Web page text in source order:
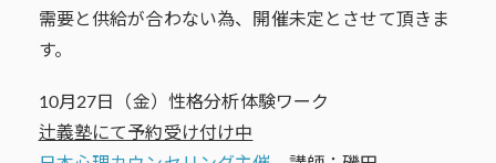
需要と供給が合わない為、開催未定とさせて頂きま
す。
10月27日（金）性格分析体験ワーク
辻義塾にて予約受け付け中